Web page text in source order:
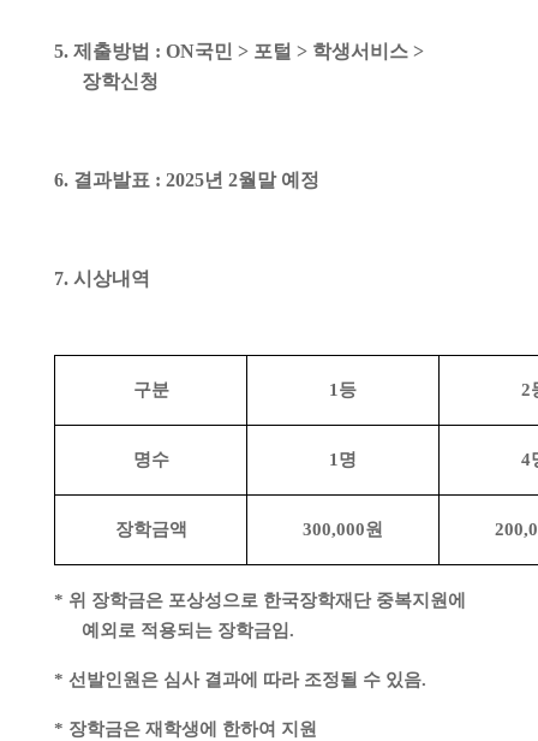
5. 제출방법 : ON국민 > 포털 > 학생서비스 >
장학신청
6. 결과발표 : 2025년 2월말 예정
7. 시상내역
구분 1 등 2
명수 1 명 4
장학금액 300,000원
* 위 장학금은 포상성으로 한국장학재단 중복지원에
예외로 적용되는 장학금임.
* 선발인원은 심사 결과에 따라 조정될 수 있음.
* 장학금은 재학생에 한하여 지원